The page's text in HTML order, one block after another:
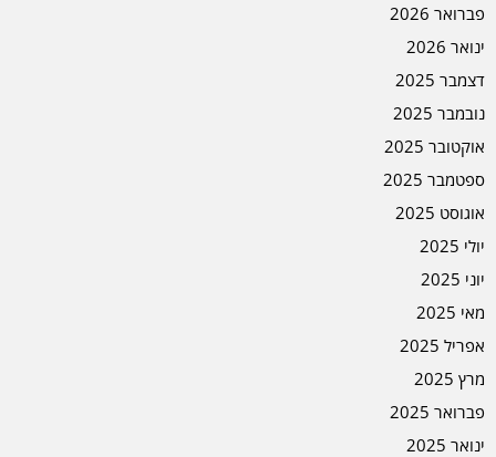
פברואר 2026
ינואר 2026
דצמבר 2025
נובמבר 2025
אוקטובר 2025
ספטמבר 2025
אוגוסט 2025
יולי 2025
יוני 2025
מאי 2025
אפריל 2025
מרץ 2025
פברואר 2025
ינואר 2025